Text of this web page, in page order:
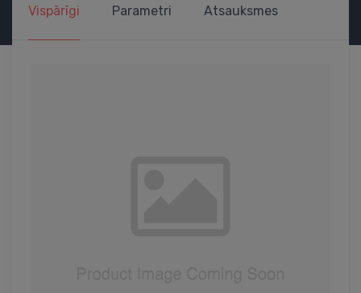
Vispārīgi Parametri Atsauksmes